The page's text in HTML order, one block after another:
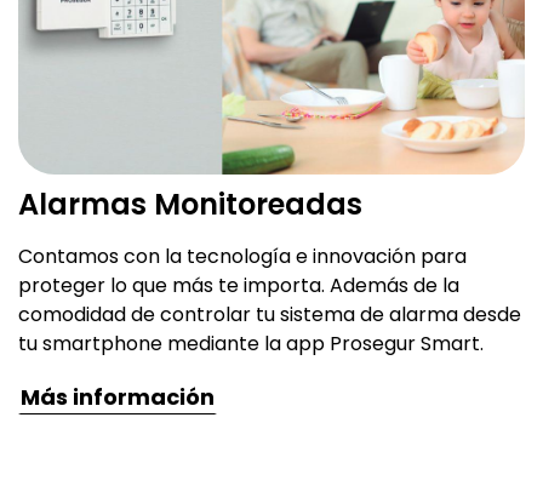
Alarmas Monitoreadas
Contamos con la tecnología e innovación para
proteger lo que más te importa. Además de la
comodidad de controlar tu sistema de alarma desde
tu smartphone mediante la app Prosegur Smart.
Más información